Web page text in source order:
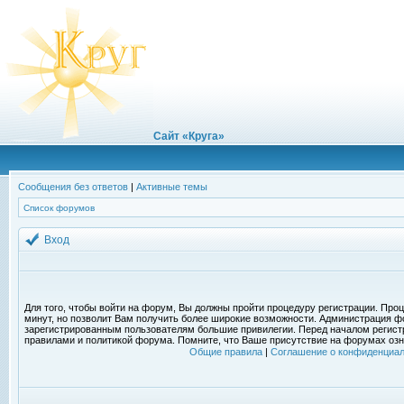
Сайт «Круга»
Сообщения без ответов | Активные темы
Список форумов
Вход
Для того, чтобы войти на форум, Вы должны пройти процедуру регистрации.
минут, но позволит Вам получить более широкие возможности. Администрация
зарегистрированным пользователям большие привилегии. Перед началом
правилами и политикой форума. Помните, что Ваше присутствие на форумах
Общие правила| Соглашение о